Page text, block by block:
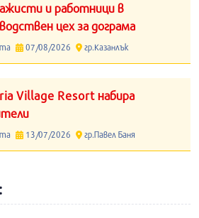
и работници в
цех за дограма
07/08/2026 гр.Казанлък
Village Resort набира
13/07/2026 гр.Павел Баня